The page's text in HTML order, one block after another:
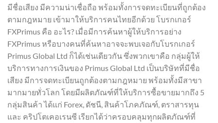
มีชื่อเสียง มีความน่าเชื่อถือ พร้อมทั้งการจดทะเบียนที่ถูกต้อง
ตามกฎหมาย เข้ามาให้บริการคนไทยอีกด้วย โบรกเกอร์
FXPrimus คือ อะไร? เมื่อมีการค้นหาผู้ให้บริการอย่าง
FXPrimus หรือบางคนที่ค้นหาอาจจะพบเจอกับโบรกเกอร์
Primus Global Ltd ก็ได้เช่นเดียวกัน ซึ่งพวกเขาคือ กลุ่มผู้ให้
บริการทางการเงินของ Primus Global Ltd เป็นบริษัทที่มีชื่อ
เสียง มีการจดทะเบียนถูกต้องตามกฎหมาย พร้อมทั้งมีสาขา
มากมายทั่วโลก โดยมีผลิตภัณฑ์ที่ให้บริการซื้อขายมากถึง 5
กลุ่มสินค้า ได้แก่ Forex, ดัชนี, สินค้าโภคภัณฑ์, ตราสารทุน
และ คริปโตเคอเรนซี เรียกได้ว่าครอบคลุมทุกผลิตภัณฑ์ที่